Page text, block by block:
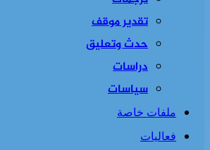
تقدير موقف
حدث وتعليق
دراسات
سياسات
ملفات خاصة
فعاليات